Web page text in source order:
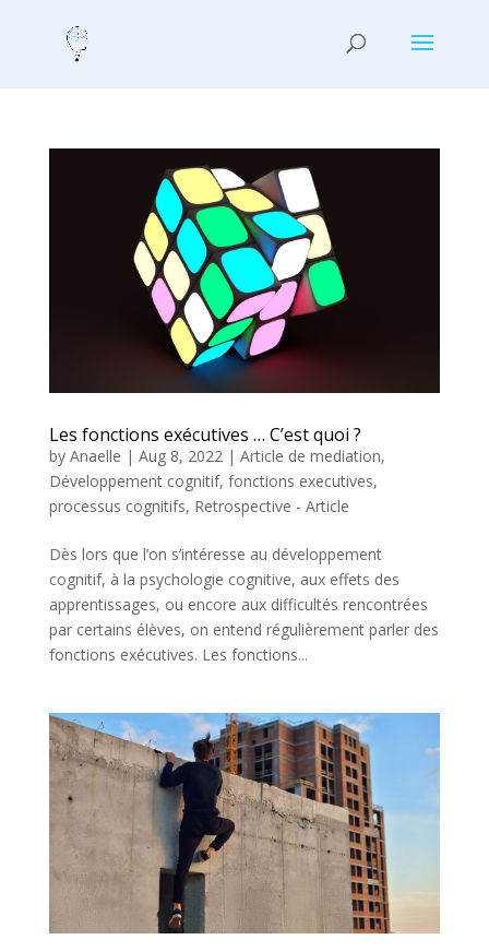
Les fonctions exécutives … C’est quoi ?
by Anaelle | Aug 8, 2022| Article de mediation,
Développement cognitif, fonctions executives,
processus cognitifs, Retrospective - Article
Dès lors que l’on s’intéresse au développement
cognitif, à la psychologie cognitive, aux effets des
apprentissages, ou encore aux difficultés rencontrées
par certains élèves, on entend régulièrement parler des
fonctions exécutives. Les fonctions...